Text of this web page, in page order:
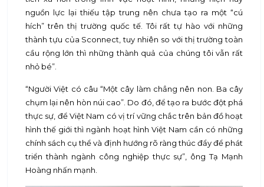
nguồn lực lại thiếu tập trung nên chưa tạo ra một “cú
hích” trên thị trường quốc tế. Tôi rất tự hào với những
thành tựu của Sconnect, tuy nhiên so với thị trường toàn
cầu rộng lớn thì những thành quả của chúng tôi vẫn rất
nhỏ bé”.
“Người Việt có câu “Một cây làm chẳng nên non. Ba cây
chụm lại nên hòn núi cao”. Do đó, để tạo ra bước đột phá
thực sự, để Việt Nam có vị trí vững chắc trên bản đồ hoạt
hình thế giới thì ngành hoạt hình Việt Nam cần có những
chính sách cụ thể và định hướng rõ ràng thúc đẩy để phát
triển thành ngành công nghiệp thực sự”, ông Tạ Mạnh
Hoàng nhấn mạnh.